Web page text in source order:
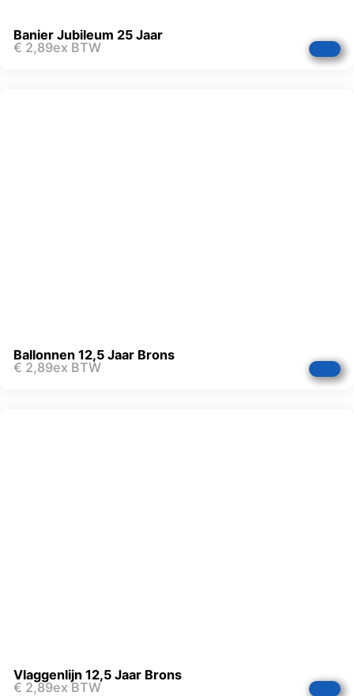
Banier Jubileum 25 Jaar
€ 2,89ex BTW
Ballonnen 12,5 Jaar Brons
€ 2,89ex BTW
Vlaggenlijn 12,5 Jaar Brons
€ 2,89ex BTW